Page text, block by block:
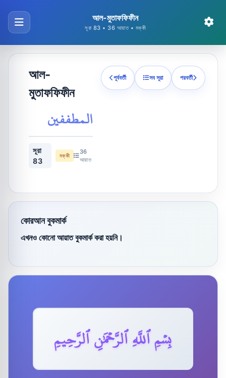
আল-মুতাফফিফীন
সূরা 83 • 36 আয়াত • মক্কী
আল-
মুতাফফিফীন
المطففين
সূরা
83
মক্কী
36
আয়াত
পূর্ববর্তী সব সূরা পরবর্তী
কোরআন বুকমার্ক
এখনও কোনো আয়াত বুকমার্ক করা হয়নি।
بِسۡمِ ٱللَّهِ ٱلرَّحۡمَٰنِ ٱلرَّحِيمِ